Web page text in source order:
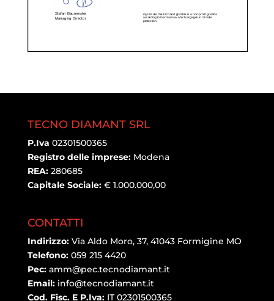
TECNO DIAMANT SRL
P.Iva 02301500365
Registro delle imprese:Modena
REA:280685
Capitale Sociale: € 1.000.000,00
CONTATTI
Indirizzo: Via Aldo Moro, 37, 41043 Formigine MO
Telefono: 059 215 4420
Pec: amm@pec.tecnodiamant.it
Email: info@tecnodiamant.it
Cod. Fisc. E P.Iva:IT 02301500365